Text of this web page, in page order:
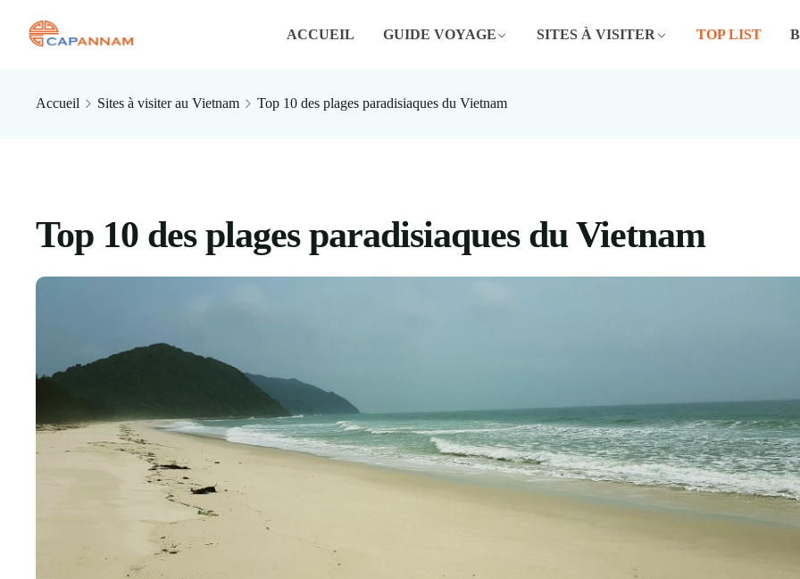
ACCUEIL GUIDE VOYAGE SITES À VISITER TOP LIST
Accueil Sites à visiter au Vietnam Top 10 des plages paradisiaques du Vietnam
Top 10 des plages paradisiaques du Vietnam